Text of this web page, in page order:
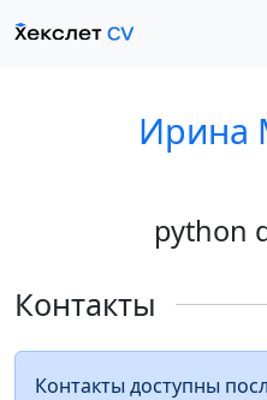
Ирина
python
Контакты
Контакты доступны